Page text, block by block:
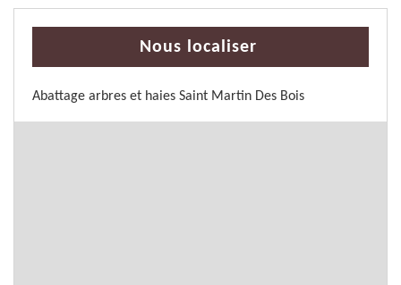
Nous localiser
Abattage arbres et haies Saint Martin Des Bois